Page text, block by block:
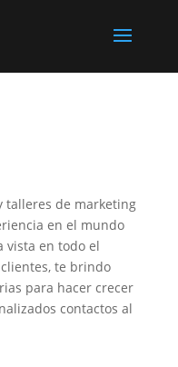
talleres de marketing
en el mundo
vista en todo el
te brindo
para hacer crecer
contactos al